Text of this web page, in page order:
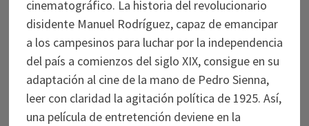
cinematográfico. La historia del revolucionario
disidente Manuel Rodríguez, capaz de emancipar
a los campesinos para luchar por la independencia
del país a comienzos del siglo XIX, consigue en su
adaptación al cine de la mano de Pedro Sienna,
leer con claridad la agitación política de 1925. Así,
una película de entretención deviene en la